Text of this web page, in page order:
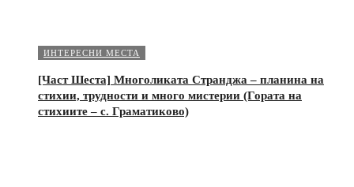
ИНТЕРЕСНИ МЕСТА
[Част Шеста] Многоликата Странджа – планина на
стихии, трудности и много мистерии (Гората на
стихиите – с. Граматиково)